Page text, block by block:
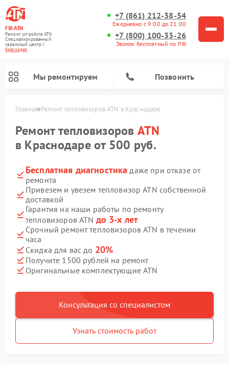
FIX-ATN
Ремонт устройств ATN
Специализированный
cервисный центр г.
Краснодар
+7 (861) 212-38-54
Ежедневно с 9:00 до 21:00
+7 (800) 100-33-26
Звонок бесплатный по РФ
Мы ремонтируем Позвонить
Главная Ремонт тепловизоров ATN в Краснодаре
Ремонт тепловизоров ATN
в Краснодаре от 500 руб.
Бесплатная диагностика даже при отказе от
ремонта
Привезем и увезем тепловизор ATN собственной
доставкой
Гарантия на наши работы по ремонту
тепловизоров ATN до 3-х лет
Срочный ремонт тепловизоров ATN в течении
часа
Скидка для вас до 20%
Получите 1500 рублей на ремонт
Оригинальные комплектующие ATN
Консультация со специалистом
Узнать стоимость работ